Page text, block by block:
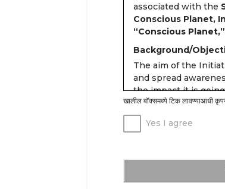
associated with the
Conscious Planet,
“Conscious Planet,”
Background/
The aim of the
and spread
the impact it is
in a scientific
Students age 13
the following three
View a video
considered
खालील बॉक्समध्ये टिक लावण्याआधी
Yes I agree